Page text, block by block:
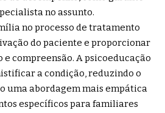
no assunto.
no processo de tratamento
do paciente e proporcionar
compreensão. A psicoeducação
a condição, reduzindo o
uma abordagem mais empática
específicos para familiares